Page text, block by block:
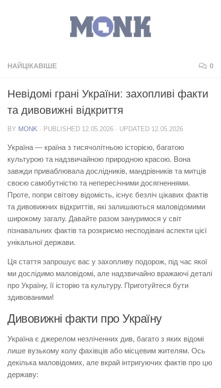
НАЙЦІКАВІШЕ 0
Невідомі грані України: захопливі факти
та дивовижні відкриття
BY MONK · PUBLISHED 12.05.2026 · UPDATED 12.05.2026
Україна — країна з тисячолітньою історією, багатою
культурою та надзвичайною природною красою. Вона
завжди приваблювала дослідників, мандрівників та митців
своєю самобутністю та непересічними досягненнями.
Проте, попри світову відомість, існує безліч цікавих фактів
та дивовижних відкриттів, які залишаються маловідомими
широкому загалу. Давайте разом зануримося у світ
пізнавальних фактів та розкриємо несподівані аспекти цієї
унікальної держави.
Ця стаття запрошує вас у захопливу подорож, під час якої
ми дослідимо маловідомі, але надзвичайно вражаючі деталі
про Україну, її історію та культуру. Приготуйтеся бути
здивованими!
Дивовижні факти про Україну
Україна є джерелом незліченних див, багато з яких відомі
лише вузькому колу фахівців або місцевим жителям. Ось
декілька маловідомих, але вкрай інтригуючих фактів про цю
державу: